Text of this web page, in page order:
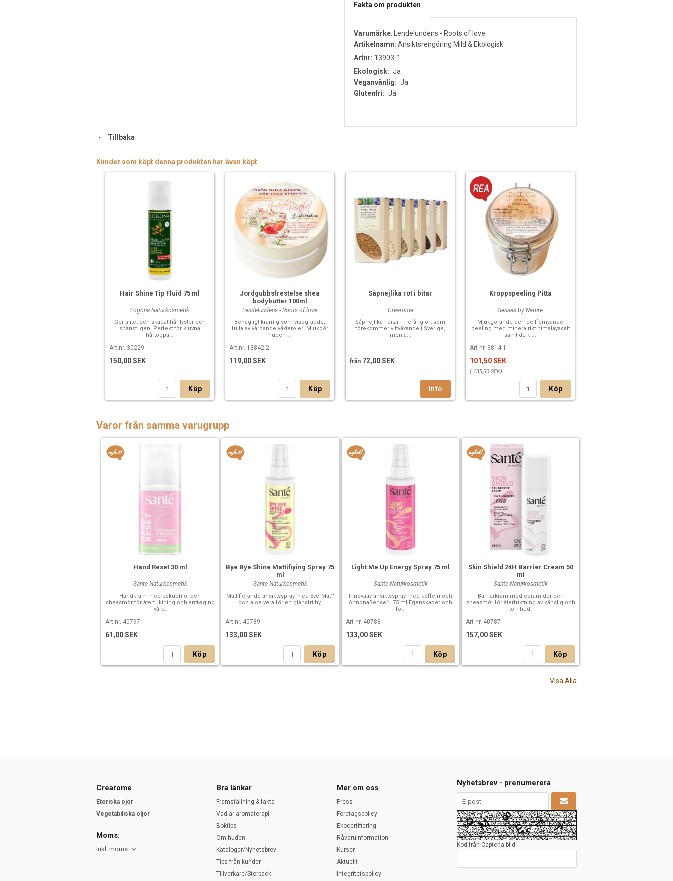
Fakta om produkten
Varumärke: Lendelundens - Roots of love
Artikelnamn: Ansiktsrengöring Mild & Ekologisk
Artnr: 13903-1
Ekologisk: Ja
Veganvänlig: Ja
Glutenfri: Ja
Tillbaka
Kunder som köpt denna produkten har även köpt
Hair Shine Tip Fluid 75 ml
Logona Naturkosmetik
Ger slitet och skadat hår lyster och
spänst igen! Perfekt för kluvna
hårtoppa...
Art nr. 30229
150,00 SEK
Köp
Jordgubbsfrestelse shea
bodybutter 100ml
Lendelundens - Roots of love
Behagligt krämig som vispgrädde,
fulla av vårdande växteroler! Mjukgör
huden ...
Art nr. 13842-2
119,00 SEK
Köp
Såpnejlika rot i bitar
Crearome
Såpnejlika i bitar - Flerårig ört som
förekommer viltväxande i Sverige,
men ä...
från 72,00 SEK
Kroppspeeling Pitta
Senses by Nature
Mjukgörande och cellförnyande
peeling med mineralrikt himalayasalt
samt de kl...
Art nr. 3814-1
101,50 SEK
( 135,00 SEK)
Köp
Varor från samma varugrupp
Hand Reset 30 ml
Sante Naturkosmetik
Handkräm med bakuchiol och
sheasmör för återfuktning och anti-aging
vård.
Art nr. 40797
61,00 SEK
Köp
Bye Bye Shine Mattifiying Spray 75
ml
Sante Naturkosmetik
Mattifierande ansiktsspray med EverMat™
och aloe vera för en glansfri hy.
Art nr. 40789
133,00 SEK
Köp
Light Me Up Energy Spray 75 ml
Sante Naturkosmetik
Innovativ ansiktsspray med koffein och
AnnonaSense™. 75 ml Egenskaper och
fö...
Art nr. 40788
133,00 SEK
Köp
Skin Shield 24H Barrier Cream 50
ml
Sante Naturkosmetik
Barriärkräm med ceramider och
sheasmör för återfuktning av känslig och
torr hud.
Art nr. 40787
157,00 SEK
Köp
Visa Alla
Crearome
Eteriska ojor
Vegetabiliska oljor
Moms:
Inkl. moms
Bra länkar
Framställning & fakta
Vad är aromaterapi
Boktips
Om huden
Kataloger/Nyhetsbrev
Tips från kunder
Tillverkare/Storpack
Mer om oss
Press
Företagspolicy
Ekocertifiering
Råvaruinformation
Kurser
Aktuellt
Integritetspolicy
Nyhetsbrev - prenumerera
Kod från Captcha-bild: